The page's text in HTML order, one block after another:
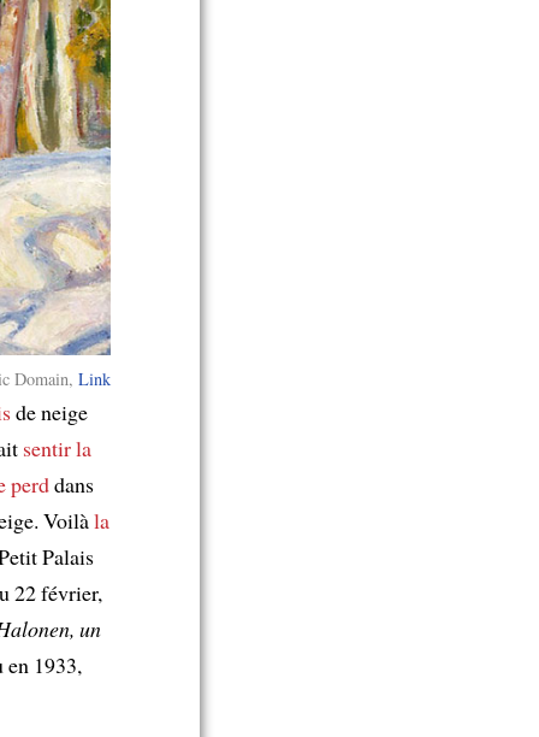
Domain, Link
de neige
sentir la
perddans
Voilàla
Palais
22 février,
un
en 1933,